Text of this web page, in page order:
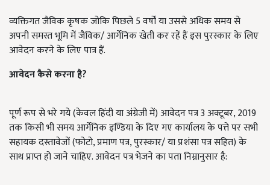
व्यक्तिगत जैविक कृषक जोकि पिछले 5 वर्षों या उससे अधिक समय से
अपनी समस्त भूमि में जैविक/ आर्गेनिक खेती कर रहें हैं इस पुरस्कार के लिए
आवेदन करने के लिए पात्र हैं.
आवेदन कैसे करना है?
पूर्ण रूप से भरे गये (केवल हिंदी या अंग्रेजी में) आवेदन पत्र 3 अक्टूबर, 2019
तक किसी भी समय आर्गेनिक इण्डिया के दिए गए कार्यालय के पत्ते पर सभी
सहायक दस्तावेजों (फोटो, प्रमाण पत्र, पुरस्कार/ या प्रशंसा पत्र सहित) के
साथ प्राप्त हो जाने चाहिए. आवेदन पत्र भेजने का पता निम्नानुसार है: